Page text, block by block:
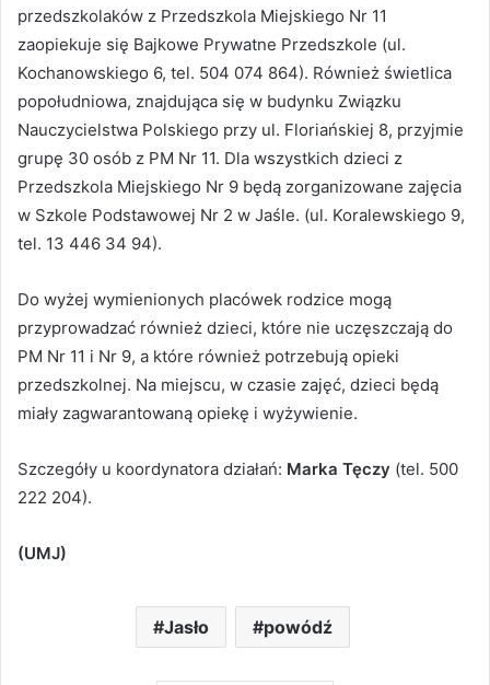
przedszkolaków z Przedszkola Miejskiego Nr 11
zaopiekuje się Bajkowe Prywatne Przedszkole (ul.
Kochanowskiego 6, tel. 504 074 864). Również świetlica
popołudniowa, znajdująca się w budynku Związku
Nauczycielstwa Polskiego przy ul. Floriańskiej 8, przyjmie
grupę 30 osób z PM Nr 11. Dla wszystkich dzieci z
Przedszkola Miejskiego Nr 9 będą zorganizowane zajęcia
w Szkole Podstawowej Nr 2 w Jaśle. (ul. Koralewskiego 9,
tel. 13 446 34 94).
Do wyżej wymienionych placówek rodzice mogą
przyprowadzać również dzieci, które nie uczęszczają do
PM Nr 11 i Nr 9, a które również potrzebują opieki
przedszkolnej. Na miejscu, w czasie zajęć, dzieci będą
miały zagwarantowaną opiekę i wyżywienie.
Szczegóły u koordynatora działań: Marka Tęczy (tel. 500
222 204).
(UMJ)
Jasło powódź